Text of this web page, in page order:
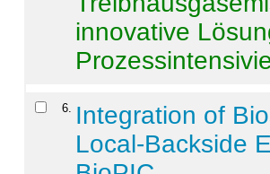
innovative
6
Integration of
Local-Backside